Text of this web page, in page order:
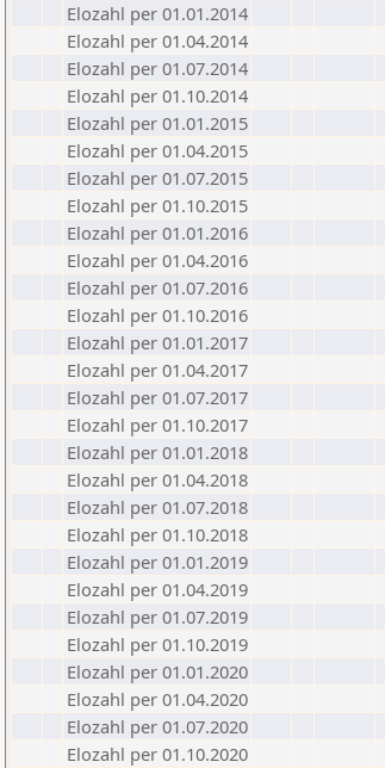
Elozahl per 01.01.2014
Elozahl per 01.04.2014
Elozahl per 01.07.2014
Elozahl per 01.10.2014
Elozahl per 01.01.2015
Elozahl per 01.04.2015
Elozahl per 01.07.2015
Elozahl per 01.10.2015
Elozahl per 01.01.2016
Elozahl per 01.04.2016
Elozahl per 01.07.2016
Elozahl per 01.10.2016
Elozahl per 01.01.2017
Elozahl per 01.04.2017
Elozahl per 01.07.2017
Elozahl per 01.10.2017
Elozahl per 01.01.2018
Elozahl per 01.04.2018
Elozahl per 01.07.2018
Elozahl per 01.10.2018
Elozahl per 01.01.2019
Elozahl per 01.04.2019
Elozahl per 01.07.2019
Elozahl per 01.10.2019
Elozahl per 01.01.2020
Elozahl per 01.04.2020
Elozahl per 01.07.2020
Elozahl per 01.10.2020